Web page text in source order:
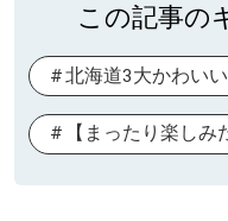
この記事の
北海道3大かわい
【まったり楽しみ